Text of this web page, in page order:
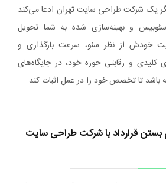
یک شرکت طراحی سایت تهران ادعا می‌کند
سئوبیس و بهینه‌سازی شده به شما تحویل
خودش از نظر سئو، سرعت بارگذاری و
کلیدی و رقابتی حوزه خود، در جایگاه‌های
باشد تا تخصص خود را در عمل اثبات کند.
بستن قرارداد با شرکت طراحی سایت